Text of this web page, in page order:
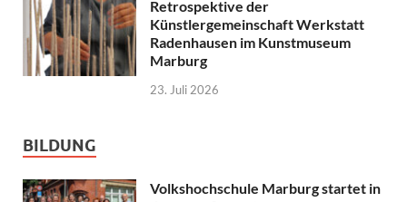
Retrospektive der
Künstlergemeinschaft Werkstatt
Radenhausen im Kunstmuseum
Marburg
23. Juli 2026
BILDUNG
Volkshochschule Marburg startet in